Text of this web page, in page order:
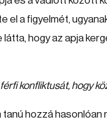
a figyelmét,
hogy az apja
konfliktusát, hogy
hozzá hasonlóan